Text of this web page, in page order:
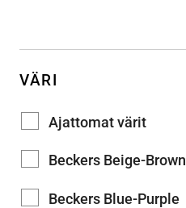
VÄRI
Ajattomat värit
Beckers Beige-Brown
Beckers Blue-Purple